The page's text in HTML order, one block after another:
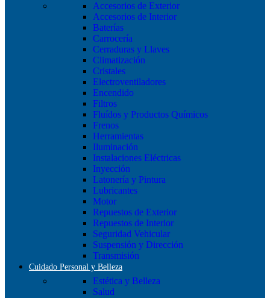
Accesorios de Exterior
Accesorios de Interior
Baterías
Carrocería
Cerraduras y Llaves
Climatización
Cristales
Electroventiladores
Encendido
Filtros
Fluídos y Productos Químicos
Frenos
Herramientas
Iluminación
Instalaciones Eléctricas
Inyección
Latonería y Pintura
Lubricantes
Motor
Repuestos de Exterior
Repuestos de Interior
Seguridad Vehicular
Suspensión y Dirección
Transmisión
Cuidado Personal y Belleza
Estética y Belleza
Salud